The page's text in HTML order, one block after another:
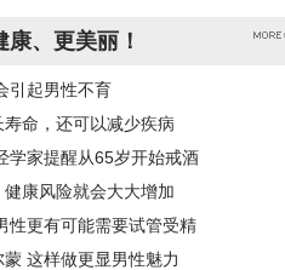
、更美丽！
引起男性不育
命，还可以减少疾病
学家提醒从65岁开始戒酒
康风险就会大大增加
性更有可能需要试管受精
这样做更显男性魅力